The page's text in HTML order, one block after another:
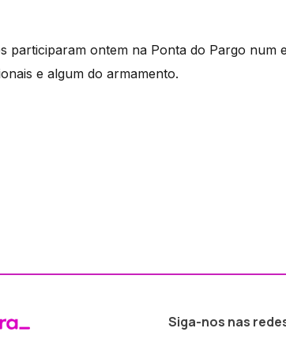
participaram ontem na Ponta do Pargo
e algum do armamento.
Siga-nos nas